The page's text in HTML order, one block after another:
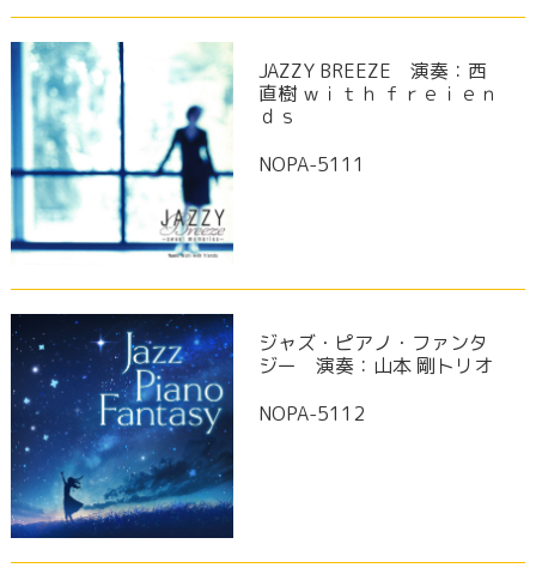
JAZZY BREEZE 演奏：西
直樹 ｗｉｔｈ ｆｒｅｉｅｎ
ｄｓ
NOPA-5111
ジャズ・ピアノ・ファンタ
ジー 演奏：山本 剛トリオ
NOPA-5112